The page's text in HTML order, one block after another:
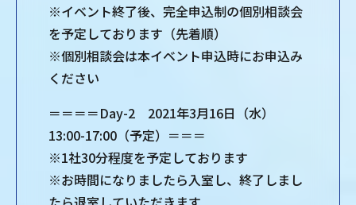
※イベント終了後、完全申込制の個別相談会
を予定しております（先着順）
※個別相談会は本イベント申込時にお申込み
ください
＝＝＝＝Day-2 2021年3月16日（水）
13:00-17:00（予定）＝＝＝
※1社30分程度を予定しております
※お時間になりましたら入室し、終了しまし